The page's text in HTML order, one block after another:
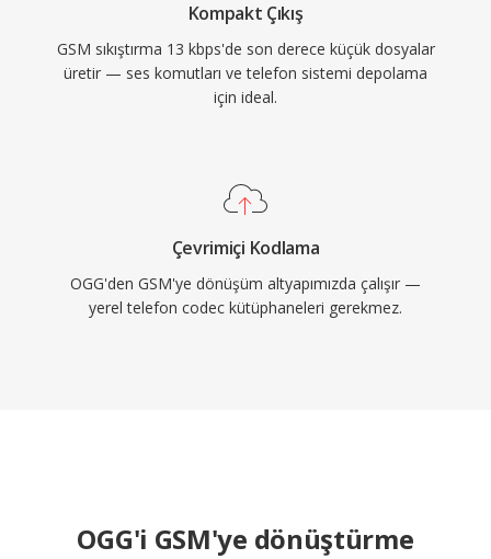
Kompakt Çıkış
GSM sıkıştırma 13 kbps'de son derece küçük dosyalar
üretir — ses komutları ve telefon sistemi depolama
için ideal.
Çevrimiçi Kodlama
OGG'den GSM'ye dönüşüm altyapımızda çalışır —
yerel telefon codec kütüphaneleri gerekmez.
OGG'i GSM'ye dönüştürme